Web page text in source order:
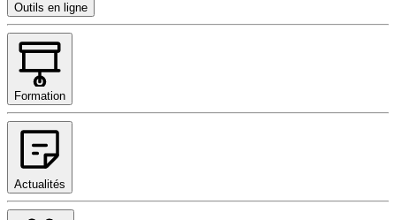
Outils en ligne
Formation
Actualités